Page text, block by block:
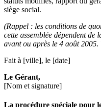
siège social.
(Rappel : les conditions de
cette assemblée dépendent
avant ou après le 4 août
Fait à [ville], le [date]
Le Gérant,
[Nom et signature]
La procédure spéciale pour